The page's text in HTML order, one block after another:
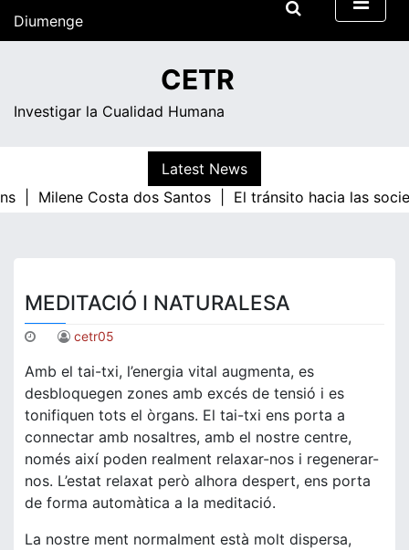
Diumenge
CETR
Investigar la Cualidad Humana
Latest News
|
Milene Costa dos Santos | El tránsito hacia las
MEDITACIÓ I NATURALESA
cetr05
Amb el tai-txi, l’energia vital augmenta, es
desbloquegen zones amb excés de tensió i es
tonifiquen tots el òrgans. El tai-txi ens porta a
connectar amb nosaltres, amb el nostre centre,
només així poden realment relaxar-nos i regenerar-
nos. L’estat relaxat però alhora despert, ens porta
de forma automàtica a la meditació.
La nostre ment normalment està molt dispersa,